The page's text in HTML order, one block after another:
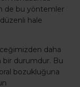
de bu yöntemler
düzenli hale
daha
bir durumdur. Bu
bozukluğuna